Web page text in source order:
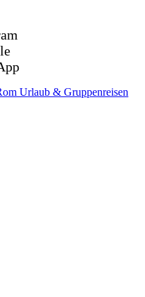
Urlaub & Gruppenreisen